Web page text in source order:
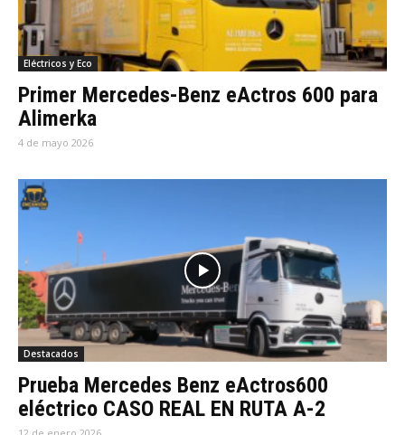
Eléctricos y Eco
Primer Mercedes-Benz eActros 600 para
Alimerka
4 de mayo 2026
Destacados
Prueba Mercedes Benz eActros600
eléctrico CASO REAL EN RUTA A-2